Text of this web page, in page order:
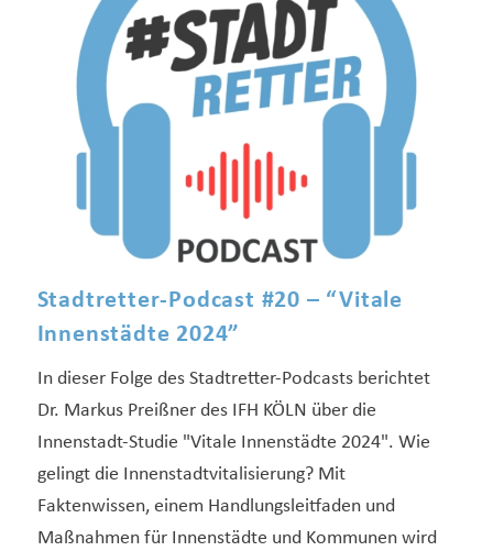
Stadtretter-Podcast #20 – “Vitale
Innenstädte 2024”
In dieser Folge des Stadtretter-Podcasts berichtet
Dr. Markus Preißner des IFH KÖLN über die
Innenstadt-Studie "Vitale Innenstädte 2024". Wie
gelingt die Innenstadtvitalisierung? Mit
Faktenwissen, einem Handlungsleitfaden und
Maßnahmen für Innenstädte und Kommunen wird